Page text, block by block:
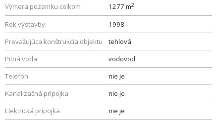
Výmera pozemku celkom 1277 m2
Rok výstavby
1998
Prevažujúca konštrukcia objektu
tehlová
Pitná voda
vodovod
Telefón
nie je
Kanalizačná prípojka
nie je
Elektrická prípojka
nie je